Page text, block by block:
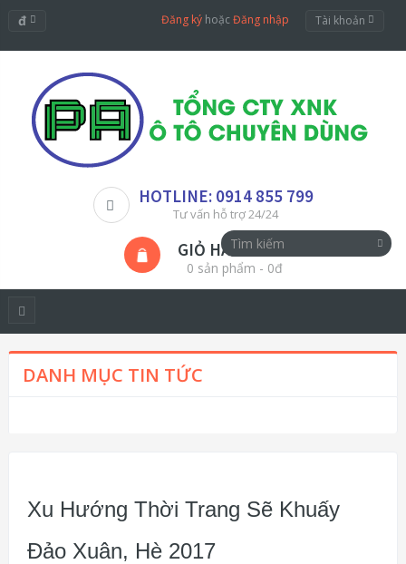
đ Đăng ký hoặcĐăng nhập Tài khoản
HOTLINE: 0914 855 799
Tư vấn hỗ trợ 24/24
GIỎ HÀNG
0 sản phẩm - 0đ
DANH MỤC TIN TỨC
Xu Hướng Thời Trang Sẽ Khuấy
Đảo Xuân, Hè 2017